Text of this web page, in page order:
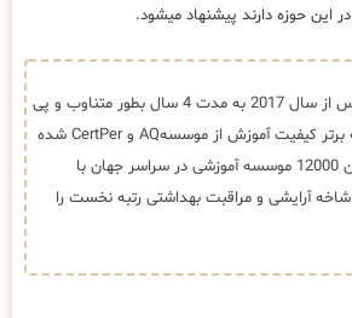
موسسه آموزش عالی عریس از سال 2017 به مدت 4 سال بطور متناوب و پی
در پی موفق به کسب رتبه برتر کیفیت آموزش از موسسهAQ و CertPer شده
است ، این مجموعه در بین 12000 موسسه آموزشی در سراسر جهان با
دریافت نماد مانورا در 23 شاخه آرایشی و مراقبت بهداشتی رتبه نخست را